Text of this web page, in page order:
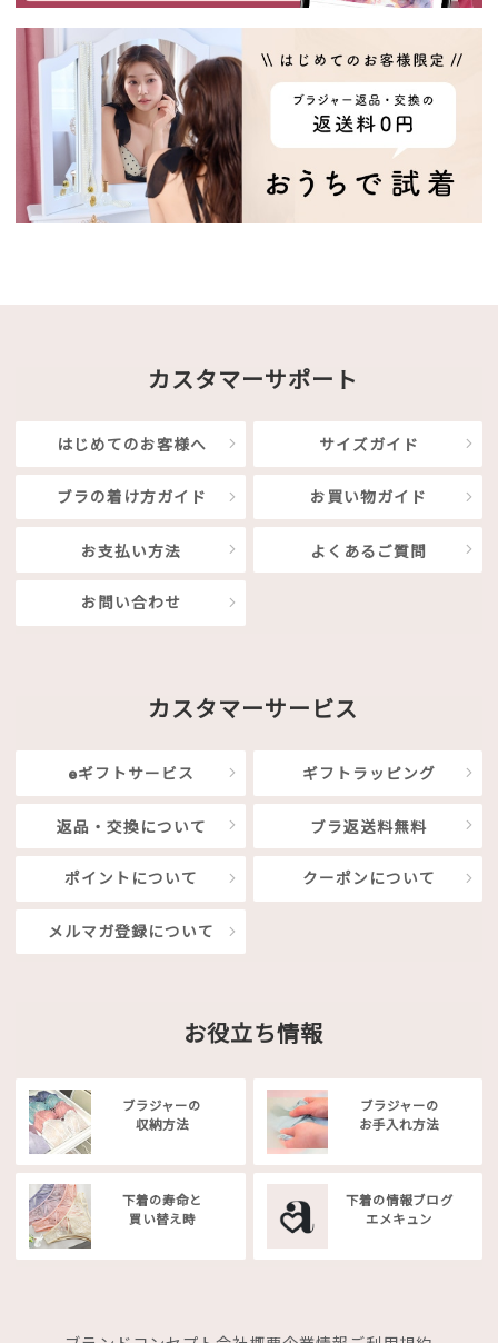
カスタマーサポート
はじめてのお客様へ サイズガイド
ブラの着け方ガイド お買い物ガイド
お支払い方法 よくあるご質問
お問い合わせ
カスタマーサービス
eギフトサービス ギフトラッピング
返品・交換について ブラ返送料無料
ポイントについて クーポンについて
メルマガ登録について
お役立ち情報
ブラジャーの
収納方法
ブラジャーの
お手入れ方法
下着の寿命と
買い替え時
下着の情報ブログ
エメキュン